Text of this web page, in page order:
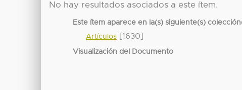
No hay resultados asociados a este ítem.
Este ítem aparece en la(s) siguiente(s)
Artículos [1630]
Visualización del Documento